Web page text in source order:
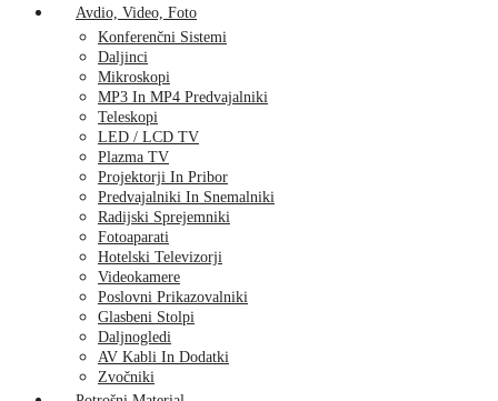
Avdio, Video, Foto
Konferenčni Sistemi
Daljinci
Mikroskopi
MP3 In MP4 Predvajalniki
Teleskopi
LED / LCD TV
Plazma TV
Projektorji In Pribor
Predvajalniki In Snemalniki
Radijski Sprejemniki
Fotoaparati
Hotelski Televizorji
Videokamere
Poslovni Prikazovalniki
Glasbeni Stolpi
Daljnogledi
AV Kabli In Dodatki
Zvočniki